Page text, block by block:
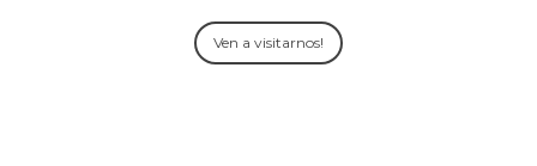
Ven a visitarnos!